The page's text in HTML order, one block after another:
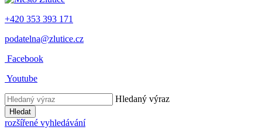
+420 353 393 171
podatelna@zlutice.cz
Facebook
Youtube
Hledaný výraz
Hledat
rozšířené vyhledávání